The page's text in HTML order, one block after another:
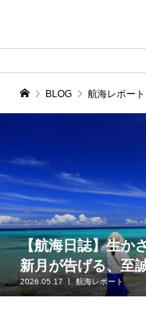
BLOG 航海レポート
【航海日誌】生か
新月が告げる、至
2026.05.17 航海レポート